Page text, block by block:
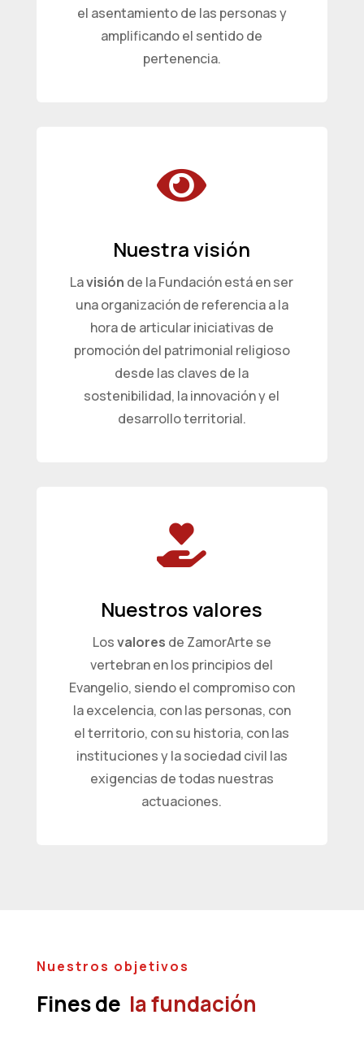
el asentamiento de las personas y
amplificando el sentido de
pertenencia.

Nuestra visión
Lavisión de la Fundación está en ser
una organización de referencia a la
hora de articular iniciativas de
promoción del patrimonial religioso
desde las claves de la
sostenibilidad, la innovación y el
desarrollo territorial.

Nuestros valores
Losvalores de ZamorArte se
vertebran en los principios del
Evangelio, siendo el compromiso con
la excelencia, con las personas, con
el territorio, con su historia, con las
instituciones y la sociedad civil las
exigencias de todas nuestras
actuaciones.
Nuestros objetivos
Fines de la fundación